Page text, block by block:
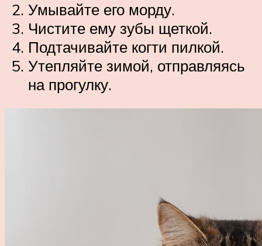
Умывайте его морду.
Чистите ему зубы щеткой.
Подтачивайте когти пилкой.
Утепляйте зимой, отправляясь
на прогулку.